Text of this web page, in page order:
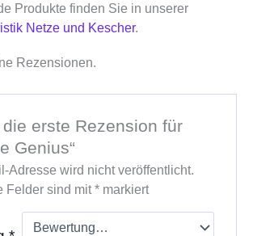
Produkte finden Sie in unserer
Netze und Kescher.
Rezensionen.
erste Rezension für
Genius“
Adresse wird nicht veröffentlicht.
Felder sind mit*markiert